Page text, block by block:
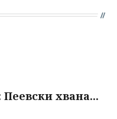
хвана...